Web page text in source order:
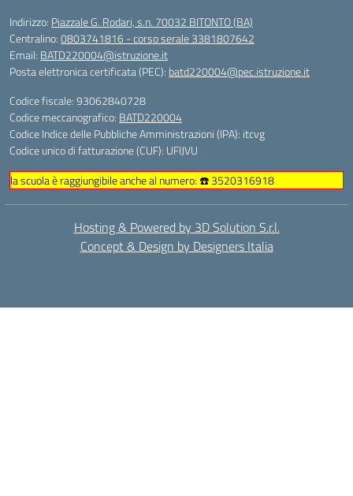
Indirizzo: Piazzale G. Rodari, s.n. 70032 BITONTO (BA)
Centralino:0803741816 - corso serale 3381807642
Email: BATD220004@istruzione.it
Posta elettronica certificata (PEC): batd220004@pec.istruzione.it
Codice fiscale: 93062840728
Codice meccanografico: BATD220004
Codice Indice delle Pubbliche Amministrazioni (IPA): itcvg
Codice unico di fatturazione (CUF): UFIJVU
la scuola è raggiungibile anche al numero: ☎️ 3520316918
Hosting & Powered by 3D Solution S.r.l.
Concept & Design by Designers Italia